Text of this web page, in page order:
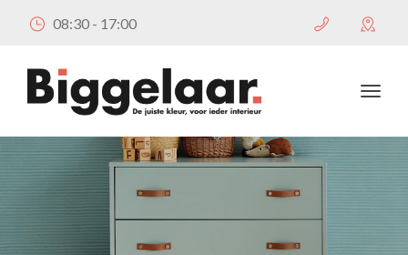
08:30 - 17:00